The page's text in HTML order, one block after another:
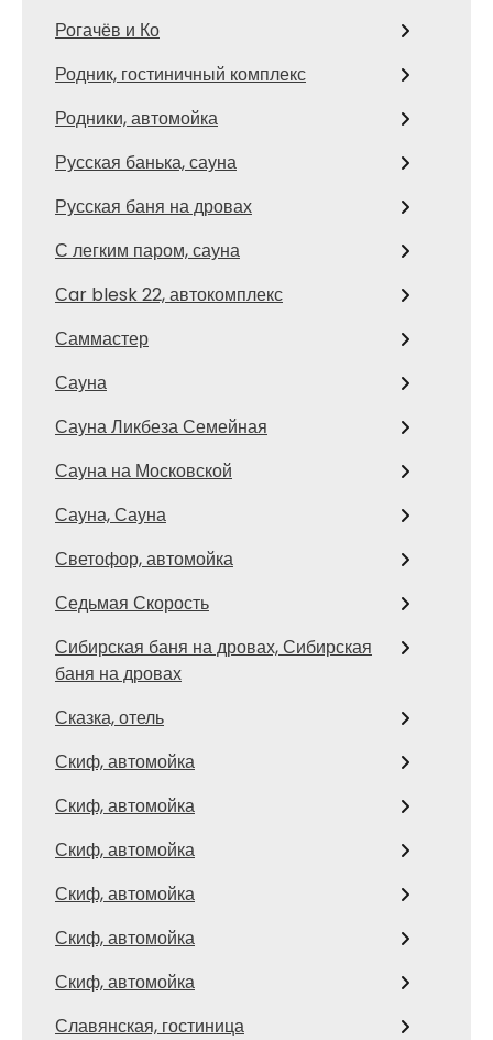
Рогачёв и Ко
Родник, гостиничный комплекс
Родники, автомойка
Русская банька, сауна
Русская баня на дровах
С легким паром, сауна
Сar blesk 22, автокомплекс
Саммастер
Сауна
Сауна Ликбеза Семейная
Сауна на Московской
Сауна, Сауна
Светофор, автомойка
Седьмая Скорость
Сибирская баня на дровах, Сибирская
баня на дровах
Сказка, отель
Скиф, автомойка
Скиф, автомойка
Скиф, автомойка
Скиф, автомойка
Скиф, автомойка
Скиф, автомойка
Славянская, гостиница